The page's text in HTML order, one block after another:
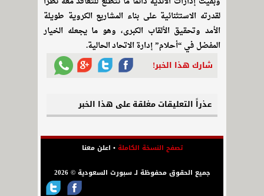
لقدرته الاستثنائية على بناء المشاريع الكروية طويلة
الأمد وتحقيق الألقاب الكبرى، وهو ما يجعله الخيار
المفضل في “أحلام” إدارة الاتحاد الحالية.
شارك هذا الخبر!
عذراً التعليقات مغلقة على هذا الخبر
تصفح النسخة الكاملة• اعلن معنا
جميع الحقوق محفوظة لـ سبورت السعودية © 2026